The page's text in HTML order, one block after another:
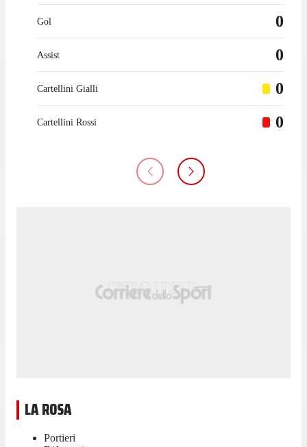
Gol 0
Assist 0
Cartellini Gialli 0
Cartellini Rossi 0
LA ROSA
Portieri